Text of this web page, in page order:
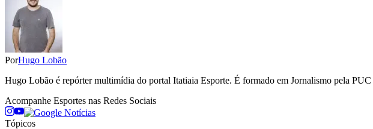
PorHugo Lobão
Hugo Lobão é repórter multimídia do portal Itatiaia Esporte. É formado em Jornalismo pela
Acompanhe Esportes nas Redes Sociais
Tópicos